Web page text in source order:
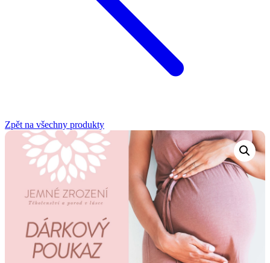
Zpět na všechny produkty